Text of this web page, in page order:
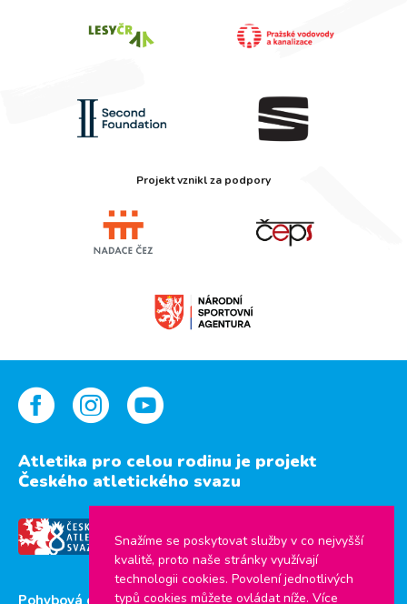
Projekt vznikl za podpory
Atletika pro celou rodinu je projekt
Českého atletického svazu
Snažíme se poskytovat služby v co nejvyšší
kvalitě, proto naše stránky využívají
technologii cookies. Povolení jednotlivých
typů cookies můžete ovládat níže. Více